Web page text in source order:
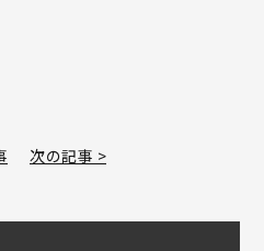
次の記事 >